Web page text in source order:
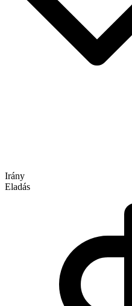
Irány
Eladás